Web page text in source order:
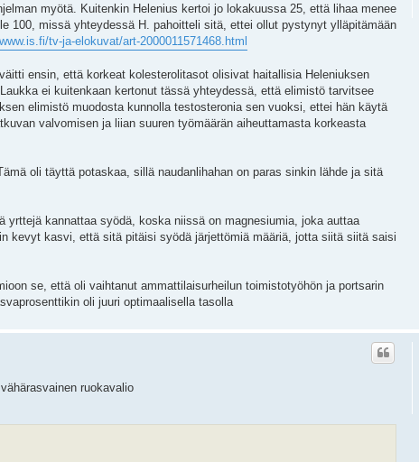
myötä. Kuitenkin Helenius kertoi jo lokakuussa 25, että lihaa menee
100, missä yhteydessä H. pahoitteli sitä, ettei ollut pystynyt ylläpitämään
tv-ja-elokuvat/art-2000011571468.html
ensin, että korkeat kolesterolitasot olisivat haitallisia Heleniuksen
ei kuitenkaan kertonut tässä yhteydessä, että elimistö tarvitsee
elimistö muodosta kunnolla testosteronia sen vuoksi, ettei hän käytä
valvomisen ja liian suuren työmäärän aiheuttamasta korkeasta
oli täyttä potaskaa, sillä naudanlihahan on paras sinkin lähde ja sitä
kannattaa syödä, koska niissä on magnesiumia, joka auttaa
kevyt kasvi, että sitä pitäisi syödä järjettömiä määriä, jotta siitä siitä saisi
se, että oli vaihtanut ammattilaisurheilun toimistotyöhön ja portsarin
oli juuri optimaalisella tasolla
ruokavalio